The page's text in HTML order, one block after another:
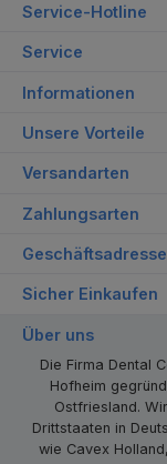
Service-Hotline
Service
Informationen
Unsere Vorteile
Versandarten
Zahlungsarten
Geschäftsadresse
Sicher Einkaufen
Über uns
Die Firma Dental
Hofheim
Ostfriesland.
Drittstaaten in
wie Cavex